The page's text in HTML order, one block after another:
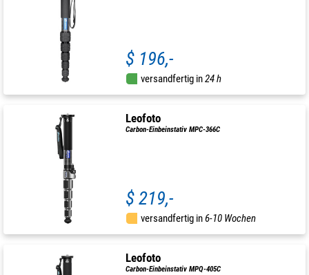
$ 196,-
versandfertig in24 h
Leofoto
Carbon-Einbeinstativ MPC-366C
$ 219,-
versandfertig in6-10 Wochen
Leofoto
Carbon-Einbeinstativ MPQ-405C